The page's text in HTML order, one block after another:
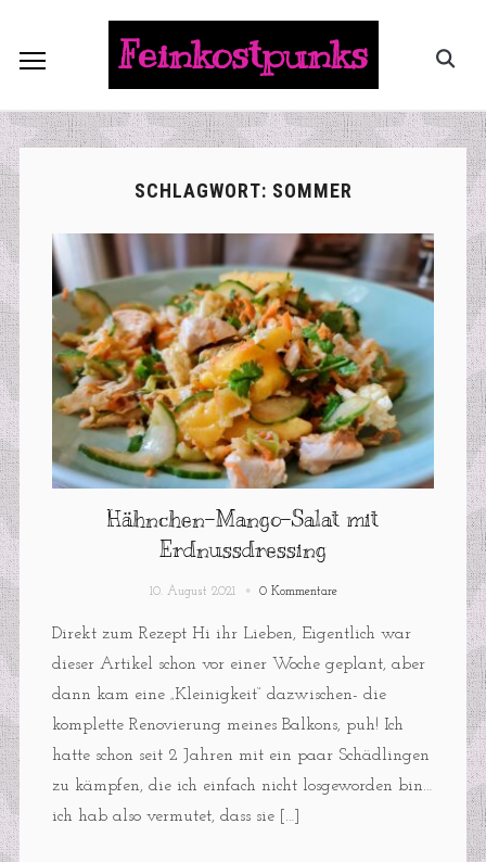
Feinkostpunks
SCHLAGWORT: SOMMER
Hähnchen-Mango-Salat mit
Erdnussdressing
10. August 2021 0 Kommentare
Direkt zum Rezept Hi ihr Lieben, Eigentlich war
dieser Artikel schon vor einer Woche geplant, aber
dann kam eine „Kleinigkeit“ dazwischen- die
komplette Renovierung meines Balkons, puh! Ich
hatte schon seit 2 Jahren mit ein paar Schädlingen
zu kämpfen, die ich einfach nicht losgeworden bin…
ich hab also vermutet, dass sie […]